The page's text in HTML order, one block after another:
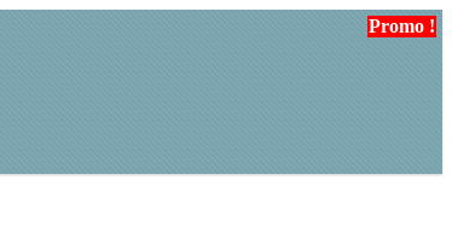
Promo !
Promo !
Promo !